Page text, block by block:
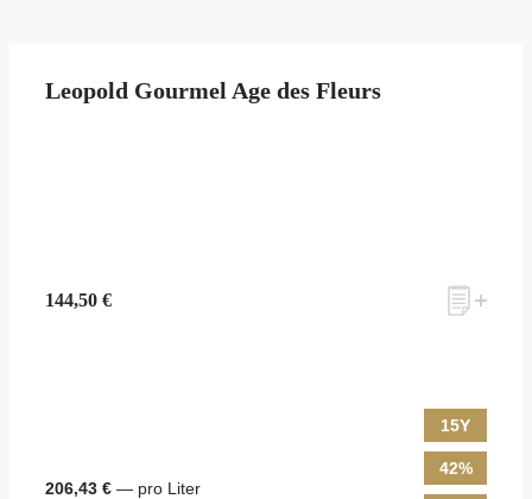
Leopold Gourmel Age des Fleurs
144,50 €
206,43 € — pro Liter
15Y
42%